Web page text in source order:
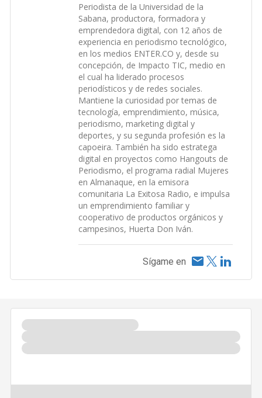
Periodista de la Universidad de la
Sabana, productora, formadora y
emprendedora digital, con 12 años de
experiencia en periodismo tecnológico,
en los medios ENTER.CO y, desde su
concepción, de Impacto TIC, medio en
el cual ha liderado procesos
periodísticos y de redes sociales.
Mantiene la curiosidad por temas de
tecnología, emprendimiento, música,
periodismo, marketing digital y
deportes, y su segunda profesión es la
capoeira. También ha sido estratega
digital en proyectos como Hangouts de
Periodismo, el programa radial Mujeres
en Almanaque, en la emisora
comunitaria La Exitosa Radio, e impulsa
un emprendimiento familiar y
cooperativo de productos orgánicos y
campesinos, Huerta Don Iván.
Sígame en